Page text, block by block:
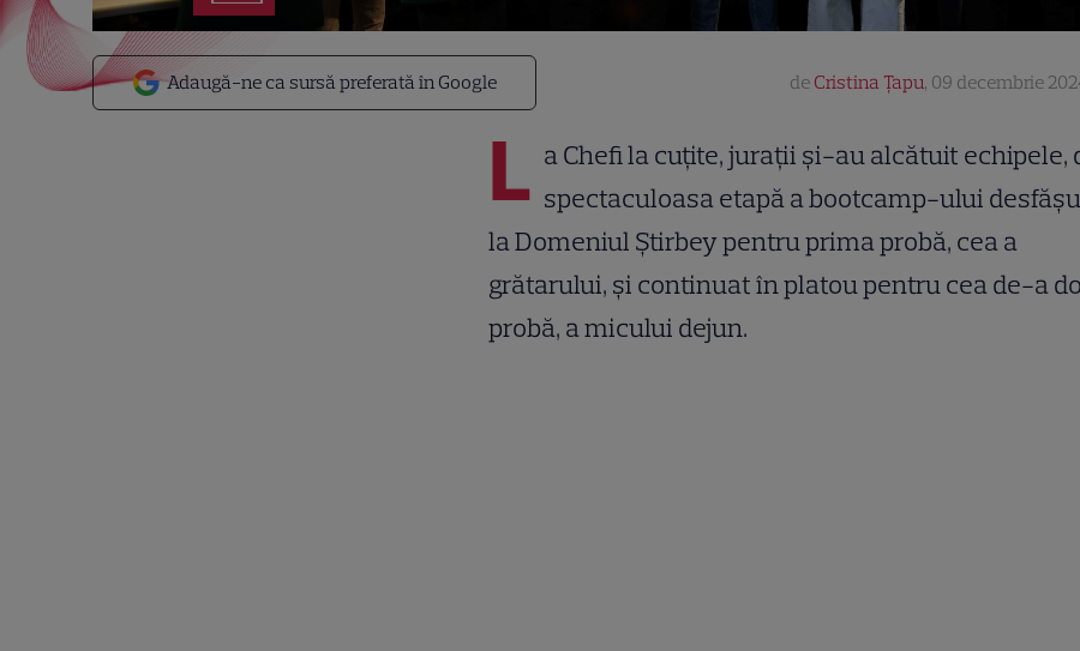
Adaugă-ne ca sursă preferată în Google de Cristina Țapu, 09 decembrie
L a Chefi la cuțite, jurații și-au alcătuit echipele,
spectaculoasa etapă a bootcamp-ului
la Domeniul Știrbey pentru prima probă, cea a
grătarului, și continuat în platou pentru cea de-a
probă, a micului dejun.